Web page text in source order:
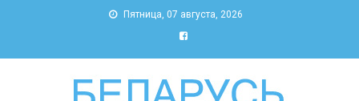
Пятница, 07 августа, 2026